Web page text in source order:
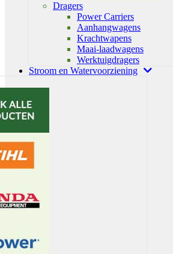
Dragers
Power Carriers
Aanhangwagens
Krachtwapens
Maai-laadwagens
Werktuigdragers
Stroom en Watervoorziening